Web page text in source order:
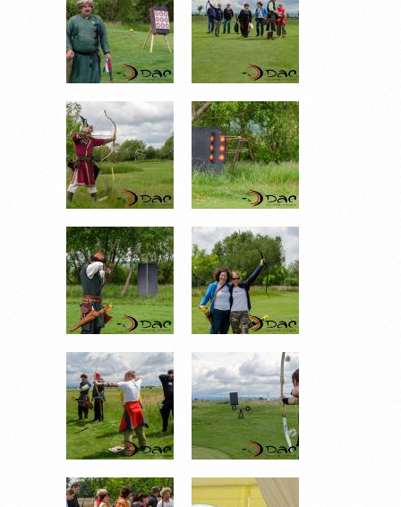
_DSC7653.JPG _DSC7656.JPG
_DSC7669.JPG _DSC7677.JPG
_DSC7682.JPG _DSC7692.JPG
_DSC7686.JPG _DSC7711.JPG